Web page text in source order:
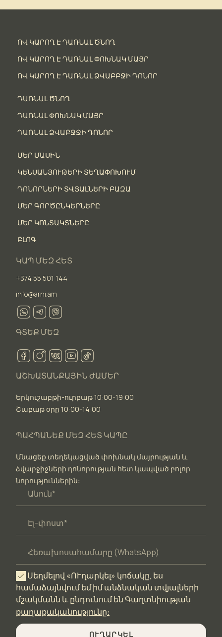
ՈՎ ԿԱՐՈՂ Է ԴԱՌՆԱԼ ԾՆՈՂ
ՈՎ ԿԱՐՈՂ Է ԴԱՌՆԱԼ ՓՈԽՆԱԿ ՄԱՅՐ
ՈՎ ԿԱՐՈՂ Է ԴԱՌՆԱԼ ՁՎԱԲԲՋԻ ԴՈՆՈՐ
ԴԱՌՆԱԼ ԾՆՈՂ
ԴԱՌՆԱԼ ՓՈԽՆԱԿ ՄԱՅՐ
ԴԱՌՆԱԼ ՁՎԱԲՋՋԻ ԴՈՆՈՐ
ՄԵՐ ՄԱՍԻՆ
ԿԵՆՍԱՆՅՈՒԹԵՐԻ ՏԵՂԱՓՈԽՈՒՄ
ԴՈՆՈՐՆԵՐԻ ՏՎՅԱԼՆԵՐԻ ԲԱԶԱ
ՄԵՐ ԳՈՐԾԸՆԿԵՐՆԵՐԸ
ՄԵՐ ԿՈՆՏԱԿՏՆԵՐԸ
ԲԼՈԳ
ԿԱՊ ՄԵԶ ՀԵՏ
+374 55 501 144
info@arni.am
ԳՏԵՔ ՄԵԶ
ԱՇԽԱՏԱՆՔԱՅԻՆ ԺԱՄԵՐ
Երկուշաբթի-ուրբաթ 10:00-19:00
Շաբաթ օրը 10:00-14:00
ՊԱՀՊԱՆԵՔ ՄԵԶ ՀԵՏ ԿԱՊԸ
Մնացեք տեղեկացված փոխնակ մայրության և
ձվաբջիջների դոնորության հետ կապված բոլոր
նորություններին։
Սեղմելով «ՈՒղարկել» կոճակը, ես
համաձայնվում եմ իմ անձնական տվյալների
մշակմանն և ընդունում են Գաղտնիության
քաղաքականությունը։
ՈՒՂԱՐԿԵԼ